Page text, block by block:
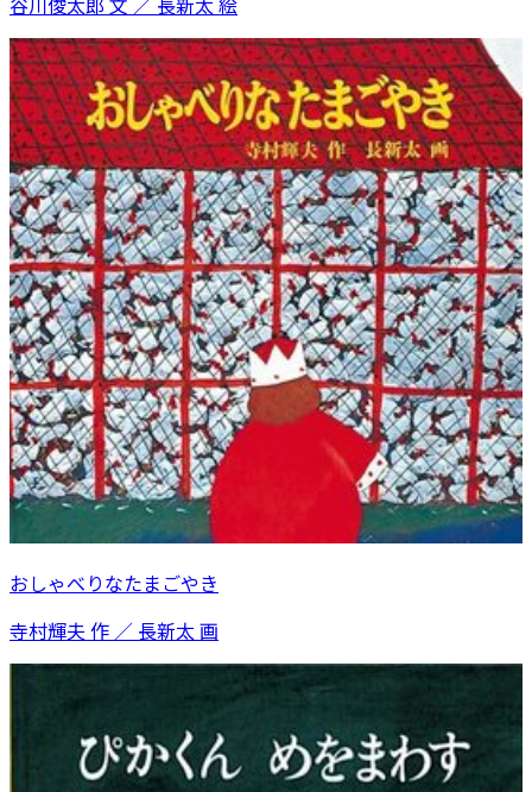
おしゃべりなたまごやき
寺村輝夫 作 ／ 長新太 画